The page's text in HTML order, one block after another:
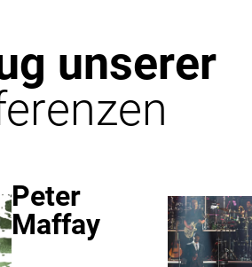
unserer
Peter
Maffay